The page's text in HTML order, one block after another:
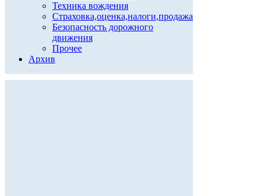
Техника вождения
Страховка,оценка,налоги,продажа
Безопасность дорожного
движения
Прочее
Архив